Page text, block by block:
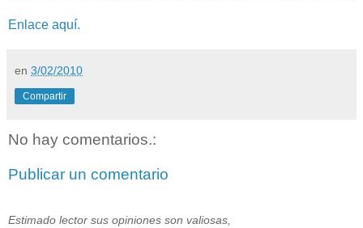
Enlace aquí.
en 3/02/2010
Compartir
No hay comentarios.:
Publicar un comentario
Estimado lector sus opiniones son valiosas,